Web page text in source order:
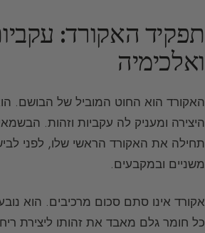
תפקיד האקורד:
ואלכימיה
האקורד הוא החוט המוביל של הבושם.
תחילה את האקורד הראשי שלו, לפני
משניים ובמקבעים.
אקורד אינו סתם סכום מרכיבים. הוא
כל חומר גלם מאבד את זהותו ליצירת